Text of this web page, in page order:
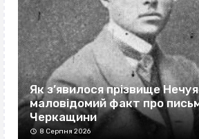
Як з’явилося прізвище
маловідомий факт про
Черкащини
8 Серпня 2026